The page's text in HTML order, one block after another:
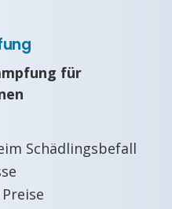
für
Schädlingsbefall